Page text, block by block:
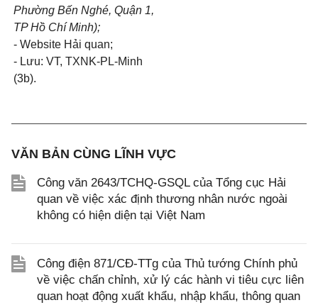
Phường Bến Nghé, Quận 1,
TP Hồ Chí Minh);
- Website Hải quan;
- Lưu: VT, TXNK-PL-Minh
(3b).
VĂN BẢN CÙNG LĨNH VỰC
Công văn 2643/TCHQ-GSQL của Tổng cục Hải
quan về việc xác định thương nhân nước ngoài
không có hiện diện tại Việt Nam
Công điện 871/CĐ-TTg của Thủ tướng Chính phủ
về việc chấn chỉnh, xử lý các hành vi tiêu cực liên
quan hoạt động xuất khẩu, nhập khẩu, thông quan